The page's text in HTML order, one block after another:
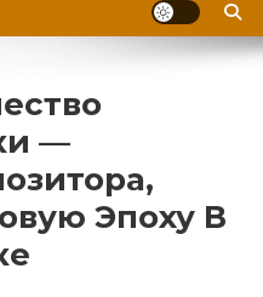
—
Эпоху В